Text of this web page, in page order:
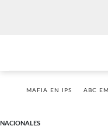
MAFIA EN IPS ABC
NACIONALES